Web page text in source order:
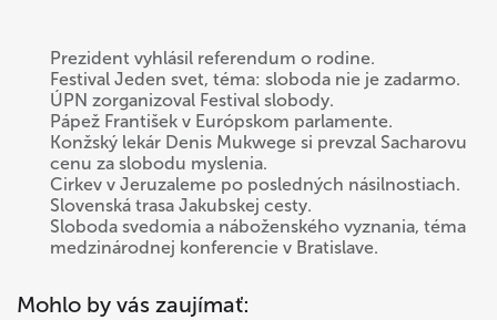
Prezident vyhlásil referendum o rodine.
Festival Jeden svet, téma: sloboda nie je zadarmo.
ÚPN zorganizoval Festival slobody.
Pápež František v Európskom parlamente.
Konžský lekár Denis Mukwege si prevzal Sacharovu
cenu za slobodu myslenia.
Cirkev v Jeruzaleme po posledných násilnostiach.
Slovenská trasa Jakubskej cesty.
Sloboda svedomia a náboženského vyznania, téma
medzinárodnej konferencie v Bratislave.
Mohlo by vás zaujímať: